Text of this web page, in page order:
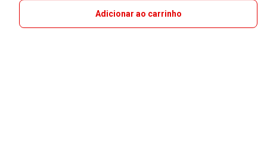
Adicionar ao carrinho